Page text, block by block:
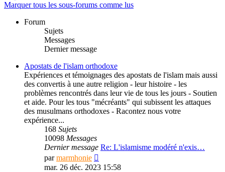
Marquer tous les sous-forums comme lus
Forum
Sujets
Messages
Dernier message
Apostats de l'islam orthodoxe
Expériences et témoignages des apostats de l'islam mais aussi
des convertis à une autre religion - leur histoire - les
problèmes rencontrés dans leur vie de tous les jours - Soutien
et aide. Pour les tous "mécréants" qui subissent les attaques
des musulmans orthodoxes - Racontez nous votre
expérience...
168 Sujets
10098 Messages
Dernier message Re: L'islamisme modéré n'exis…
parmarmhonie
le
mar. 26 déc. 2023 15:58